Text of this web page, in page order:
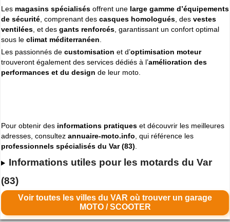
Les magasins spécialisés offrent une large gamme d’équipements
de sécurité , comprenant des casques homologués , des vestes
ventilées , et des gants renforcés , garantissant un confort optimal
sous le climat méditerranéen
Les passionnés de customisation et d’optimisation moteur
trouveront également des services dédiés à l’amélioration des
performances et du design de leur moto.
Pour obtenir des informations pratiques et découvrir les meilleures
adresses, consultez annuaire-moto.info , qui référence les
professionnels spécialisés du Var (83)
Informations utiles pour les motards du Var
(83)
Voir toutes les villes du VAR où trouver un garage
MOTO / SCOOTER